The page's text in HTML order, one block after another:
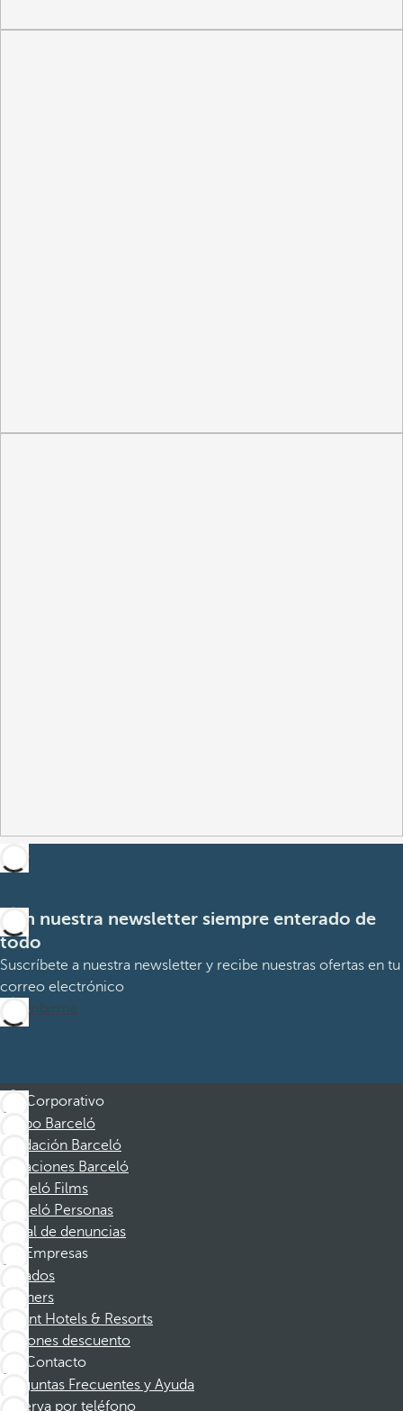
Con nuestra newsletter siempre enterado de
todo
Suscríbete a nuestra newsletter y recibe nuestras ofertas en tu
correo electrónico
Suscribirme
Corporativo
Grupo Barceló
Fundación Barceló
Vacaciones Barceló
Barceló Films
Barceló Personas
Canal de denuncias
Empresas
Afiliados
Partners
Dorint Hotels & Resorts
Cupones descuento
Contacto
Preguntas Frecuentes y Ayuda
Reserva por teléfono